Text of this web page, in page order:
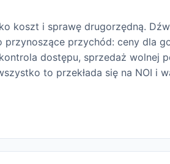
koszt i sprawę drugorzędną.
przychód: ceny dla
dostępu, sprzedaż wolnej
to przekłada się na NOI i